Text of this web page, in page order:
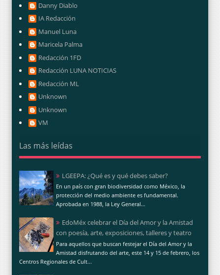
Danny Diablo
IA Redacción
Manuel Luna
Maricela Palma
Redacción 1FD
Redacción LUNA NOTICIAS
Redacción ML
Unknown
Unknown
VM
Las más leídas
LGEEPA: ¿Qué es y qué debes saber?
En un país con gran biodiversidad como México, la
protección del medio ambiente es fundamental.
Aprobada en 1988, la Ley General...
EdoMéx celebrar el Día del Amor y la Amistad
con poesía, arte, exposiciones, talleres y teatro
Para aquellos que buscan festejar el Día del Amor y la
Amistad disfrutando del arte, este 14 y 15 de febrero, los
Centros Regionales de Cult...